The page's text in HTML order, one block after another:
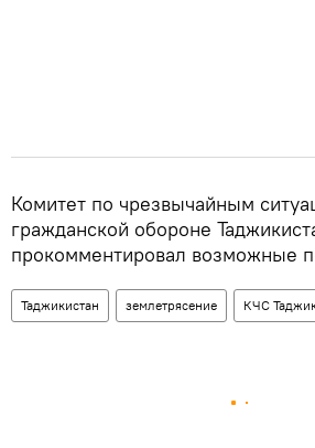
Комитет по чрезвычайным
гражданской обороне
прокомментировал возможные
Таджикистан землетрясение КЧС